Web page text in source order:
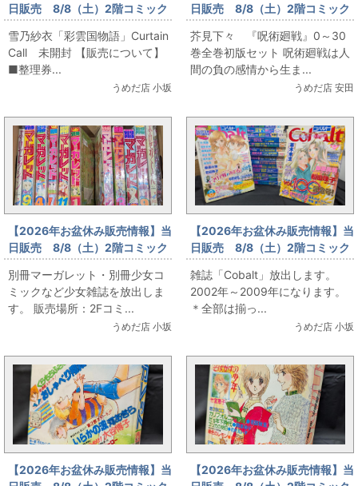
日販売 8/8（土）2階コミック
フロア 雪乃紗衣「彩雲国物
語」Curtain Call 未開封
雪乃紗衣「彩雲国物語」Curtain
Call 未開封 【販売について】
■整理券...
うめだ店 小坂
日販売 8/8（土）2階コミック
フロア 芥見下々 『呪術廻
戦』0～30巻全巻初版セット
芥見下々 『呪術廻戦』0～30
巻全巻初版セット 呪術廻戦は人
間の負の感情から生ま...
うめだ店 安田
【2026年お盆休み販売情報】当
日販売 8/8（土）2階コミック
フロア 別冊マーガレット・別
冊少女コミックなど少女雑誌放
出
別冊マーガレット・別冊少女コ
ミックなど少女雑誌を放出しま
す。 販売場所：2Fコミ...
うめだ店 小坂
【2026年お盆休み販売情報】当
日販売 8/8（土）2階コミック
フロア 雑誌「Cobalt」放出
雑誌「Cobalt」放出します。
2002年～2009年になります。
＊全部は揃っ...
うめだ店 小坂
【2026年お盆休み販売情報】当
【2026年お盆休み販売情報】当